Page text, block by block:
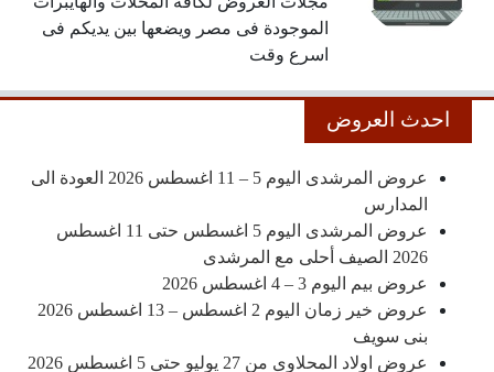
الموجودة فى مصر ويضعها بين يديكم فى
اسرع وقت
احدث العروض
عروض المرشدى اليوم 5 – 11 اغسطس 2026 العودة الى
المدارس
عروض المرشدى اليوم 5 اغسطس حتى 11 اغسطس
2026 الصيف أحلى مع المرشدى
عروض بيم اليوم 3 – 4 اغسطس 2026
عروض خير زمان اليوم 2 اغسطس – 13 اغسطس 2026
بنى سويف
عروض اولاد المحلاوى من 27 يوليو حتى 5 اغسطس 2026